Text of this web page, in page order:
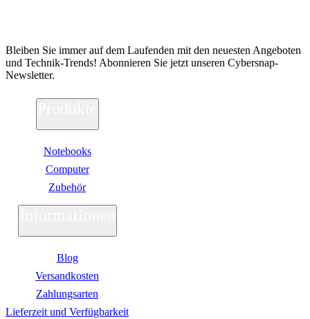
Notebooks
Computer
Zubehör
Blog
Versandkosten
Zahlungsarten
Lieferzeit und Verfügbarkeit
Bleiben Sie immer auf dem Laufenden mit den neuesten Angeboten
und Technik-Trends! Abonnieren Sie jetzt unseren Cybersnap-
Newsletter.